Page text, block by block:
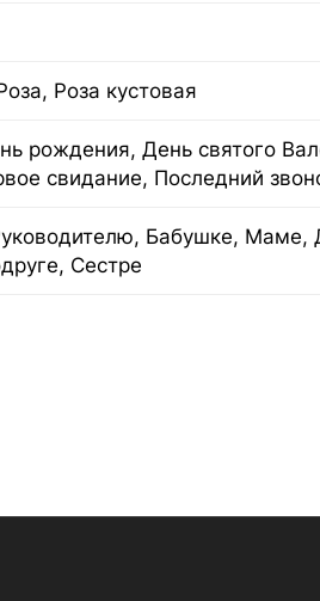
Роза кустовая
рождения, День святого
свидание, Последний
Бабушке,
Сестре